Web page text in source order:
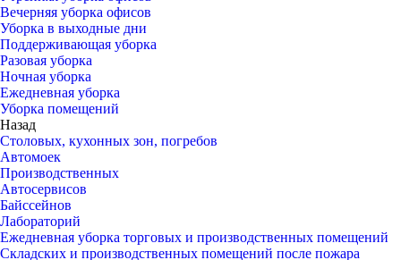
Вечерняя уборка офисов
Уборка в выходные дни
Поддерживающая уборка
Разовая уборка
Ночная уборка
Ежедневная уборка
Уборка помещений
Назад
Столовых, кухонных зон, погребов
Автомоек
Производственных
Автосервисов
Байссейнов
Лабораторий
Ежедневная уборка торговых и производственных помещений
Складских и производственных помещений после пожара